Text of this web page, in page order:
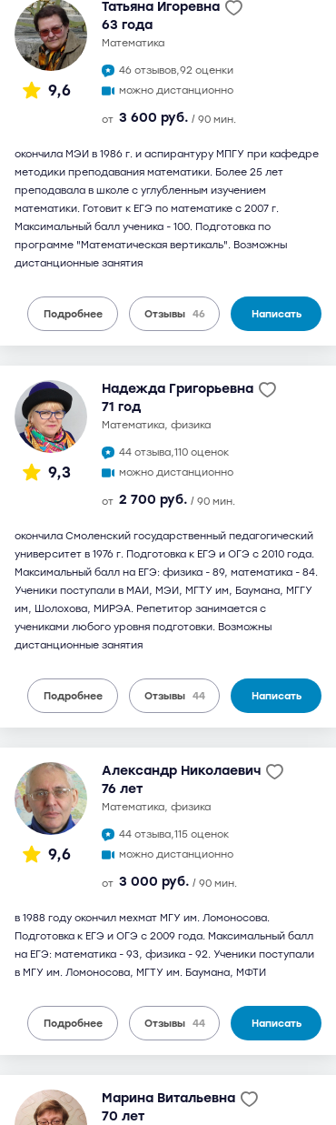
9,6
Татьяна Игоревна
63 года
математика
46 отзывов,92 оценки
можно дистанционно
от 3 600 руб. / 90 мин.
окончила МЭИ в 1986 г. и аспирантуру МПГУ при кафедре
методики преподавания математики. Более 25 лет
преподавала в школе с углубленным изучением
математики. Готовит к ЕГЭ по математике с 2007 г.
Максимальный балл ученика - 100. Подготовка по
программе "Математическая вертикаль". Возможны
дистанционные занятия
Подробнее Отзывы 46 Написать
9,3
Надежда Григорьевна
71 год
математика, физика
44 отзыва,110 оценок
можно дистанционно
от 2 700 руб. / 90 мин.
окончила Смоленский государственный педагогический
университет в 1976 г. Подготовка к ЕГЭ и ОГЭ с 2010 года.
Максимальный балл на ЕГЭ: физика - 89, математика - 84.
Ученики поступали в МАИ, МЭИ, МГТУ им, Баумана, МГГУ
им, Шолохова, МИРЭА. Репетитор занимается с
учениками любого уровня подготовки. Возможны
дистанционные занятия
Подробнее Отзывы 44 Написать
9,6
Александр Николаевич
76 лет
математика, физика
44 отзыва,115 оценок
можно дистанционно
от 3 000 руб. / 90 мин.
в 1988 году окончил мехмат МГУ им. Ломоносова.
Подготовка к ЕГЭ и ОГЭ с 2009 года. Максимальный балл
на ЕГЭ: математика - 93, физика - 92. Ученики поступали
в МГУ им. Ломоносова, МГТУ им. Баумана, МФТИ
Подробнее Отзывы 44 Написать
Марина Витальевна
70 лет